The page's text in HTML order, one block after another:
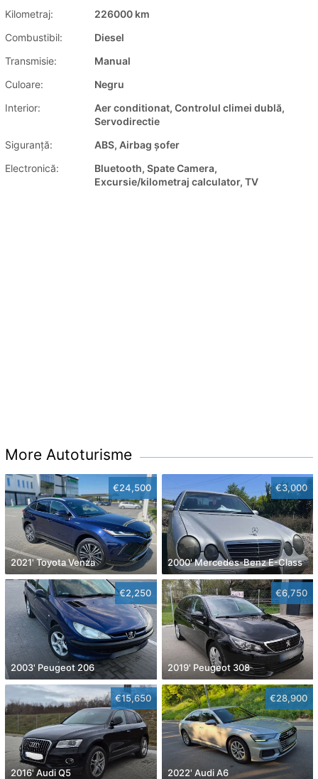
Kilometraj:
226000 km
Combustibil:
Diesel
Transmisie:
Manual
Culoare:
Negru
Interior:
Aer conditionat, Controlul climei dublă,
Servodirectie
Siguranţă:
ABS, Airbag șofer
Electronică:
Bluetooth, Spate Camera,
Excursie/kilometraj calculator, TV
More Autoturisme
€24,500
2021' Toyota Venza
€3,000
2000' Mercedes-Benz E-Class
€2,250
2003' Peugeot 206
€6,750
2019' Peugeot 308
€15,650
2016' Audi Q5
€28,900
2022' Audi A6